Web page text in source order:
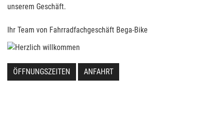
unserem Geschäft.
Ihr Team von Fahrradfachgeschäft Bega-Bike
ÖFFNUNGSZEITEN ANFAHRT